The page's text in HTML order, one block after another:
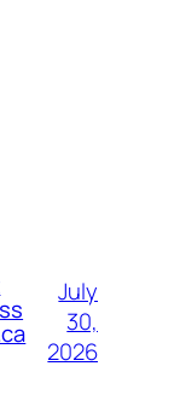
July
30,
2026